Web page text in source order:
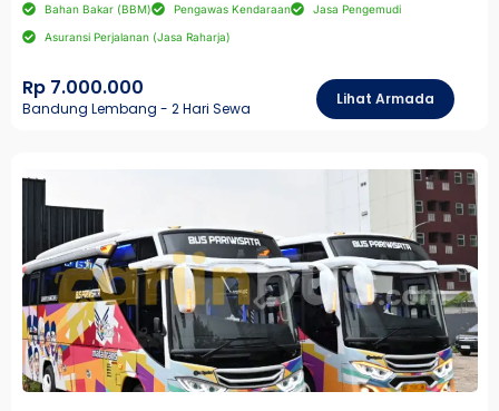
Bahan Bakar (BBM) Pengawas Kendaraan Jasa Pengemudi
Asuransi Perjalanan (Jasa Raharja)
Rp 7.000.000
Bandung Lembang - 2 Hari Sewa
Lihat Armada